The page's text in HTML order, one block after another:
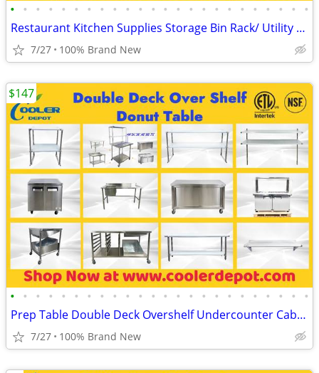
• • • • • • • • • • • • • • • • • • • • • • • •
Restaurant Kitchen Supplies Storage Bin Rack/ Utility Equipment
7/27 100% Brand New
• • • • • • • • • • • • • • • • • • • • • • • •
Prep Table Double Deck Overshelf Undercounter Cabinet Donut Table Equ
7/27 100% Brand New
$147